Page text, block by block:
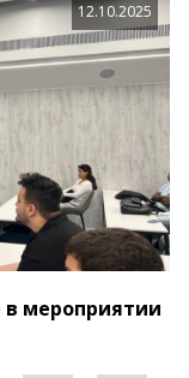
12.10.2025
мероприятии